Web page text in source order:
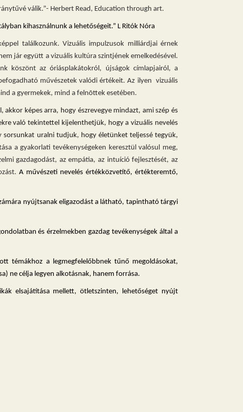
válik.”- Herbert Read, Education through art.
kihasználnunk a lehetőségeit.” L Ritók Nóra
találkozunk. Vizuális impulzusok milliárdjai érnek
jár együtt a vizuális kultúra szintjének emelkedésével.
köszönt az óriásplakátokról, újságok címlapjairól, a
művészetek valódi értékeit. Az ilyen vizuális
a gyermekek, mind a felnõttek esetében.
képes arra, hogy észrevegye mindazt, ami szép és
való tekintettel kijelenthetjük, hogy a vizuális nevelés
uralni tudjuk, hogy életünket teljessé tegyük,
a gyakorlati tevékenységeken keresztül valósul meg,
gazdagodást, az empátia, az intuíció fejlesztését, az
A művészeti nevelés értékközvetítő, értékteremtő,
nyújtsanak eligazodást a látható, tapintható tárgyi
és érzelmekben gazdag tevékenységek által a
témákhoz a legmegfelelőbbnek tűnő megoldásokat,
ne célja legyen alkotásnak, hanem forrása.
elsajátítása mellett, ötletszinten, lehetőséget nyújt